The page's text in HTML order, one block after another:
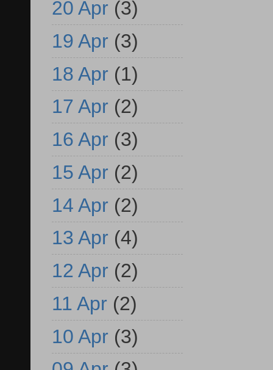
20 Apr (3)
19 Apr (3)
18 Apr (1)
17 Apr (2)
16 Apr (3)
15 Apr (2)
14 Apr (2)
13 Apr (4)
12 Apr (2)
11 Apr (2)
10 Apr (3)